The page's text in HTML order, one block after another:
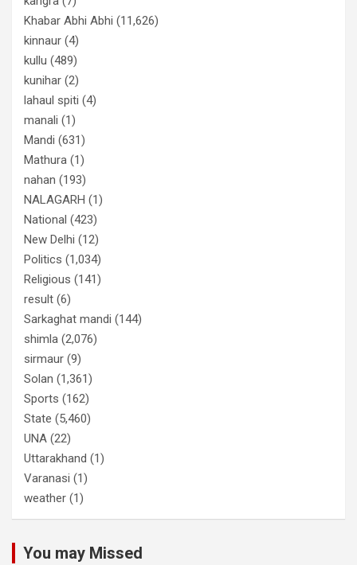
Khabar Abhi Abhi (11,626)
kinnaur (4)
kullu (489)
kunihar (2)
lahaul spiti (4)
manali (1)
Mandi (631)
Mathura (1)
nahan (193)
NALAGARH (1)
National (423)
New Delhi (12)
Politics (1,034)
Religious (141)
result (6)
Sarkaghat mandi (144)
shimla (2,076)
sirmaur (9)
Solan (1,361)
Sports (162)
State (5,460)
UNA (22)
Uttarakhand (1)
Varanasi (1)
weather (1)
You may Missed